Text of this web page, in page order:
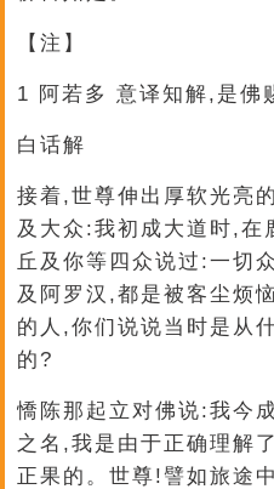
【注】
1 阿若多 意译知解,是佛
白话解
接着,世尊伸出厚软光亮
及大众:我初成大道时,在
丘及你等四众说过:一切
及阿罗汉,都是被客尘烦
的人,你们说说当时是从
的?
憍陈那起立对佛说:我今
之名,我是由于正确理解
正果的。世尊!譬如旅途